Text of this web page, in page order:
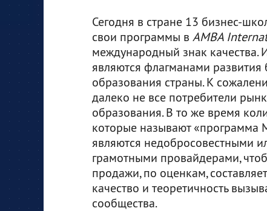
Сегодня в стране 13 бизнес-
свои программы в АМВА
международный знак качества.
являются флагманами развития
образования страны. К
далеко не все потребители
образования. В то же время
которые называют «программа
являются недобросовестными
грамотными провайдерами,
продажи, по оценкам,
качество и теоретичность
сообщества.